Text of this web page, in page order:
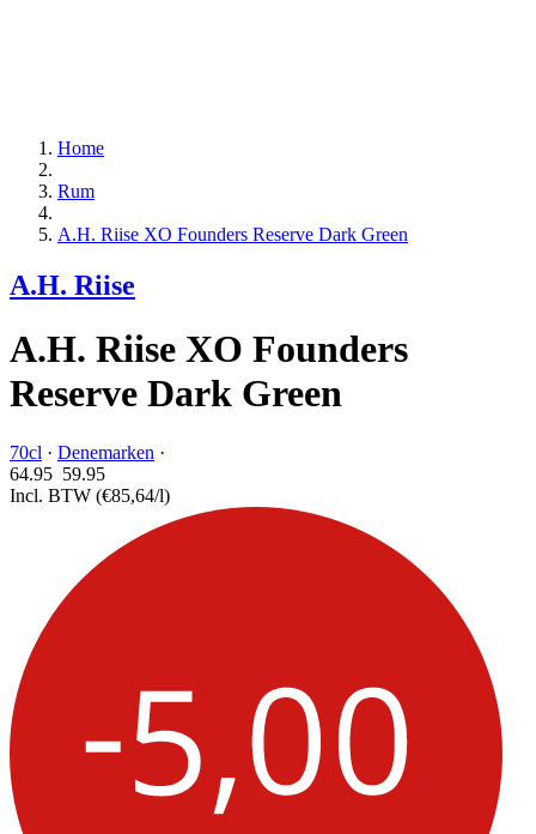
Home
Rum
A.H. Riise XO Founders Reserve Dark Green
A.H. Riise
A.H. Riise XO Founders
Reserve Dark Green
70cl · Denemarken ·
64.95 59.95
Incl. BTW (€85,64/l)